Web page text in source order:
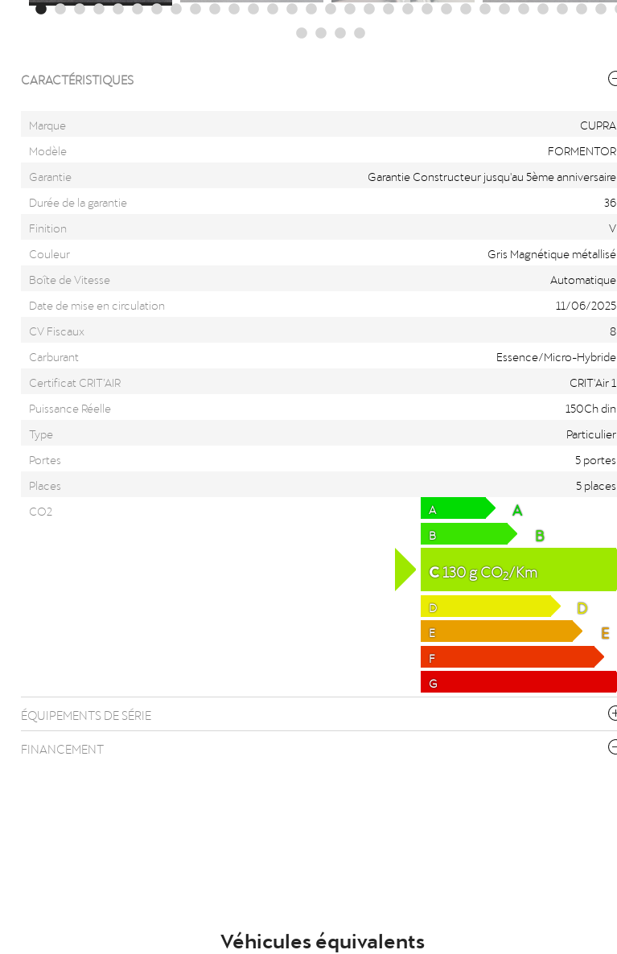
CARACTÉRISTIQUES
Marque
CUPRA
Modèle
FORMENTOR
Garantie
Garantie Constructeur jusqu'au 5ème anniversaire
Durée de la garantie
36
Finition
V
Couleur
Gris Magnétique métallisé
Boîte de Vitesse
Automatique
Date de mise en circulation
11/06/2025
CV Fiscaux
8
Carburant
Essence/Micro-Hybride
Certificat CRIT’AIR
CRIT'Air 1
Puissance Réelle
150Ch din
Type
Particulier
Portes
5 portes
Places
5 places
CO2
A A
B B
C130gCO2/Km
D D
E E
F
G
ÉQUIPEMENTS DE SÉRIE
FINANCEMENT
Véhicules équivalents